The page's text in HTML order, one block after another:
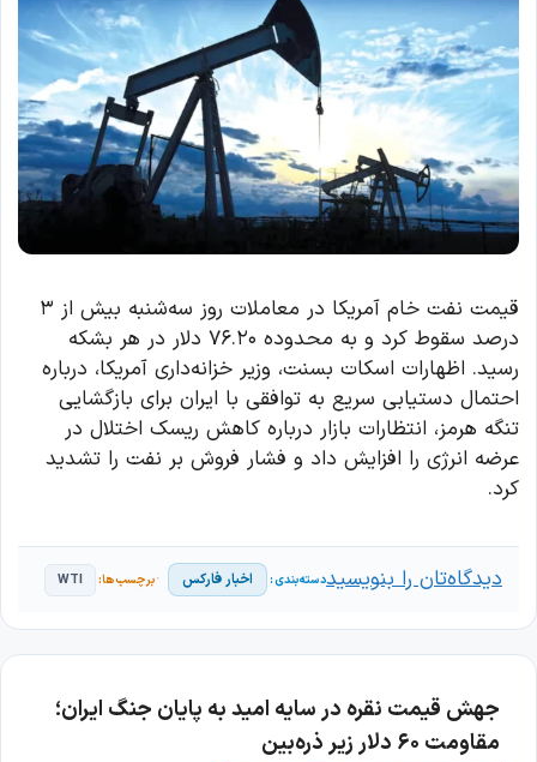
قیمت نفت خام آمریکا در معاملات روز سه‌شنبه بیش از ۳
درصد سقوط کرد و به محدوده ۷۶.۲۰ دلار در هر بشکه
رسید. اظهارات اسکات بسنت، وزیر خزانه‌داری آمریکا، درباره
احتمال دستیابی سریع به توافقی با ایران برای بازگشایی
تنگه هرمز، انتظارات بازار درباره کاهش ریسک اختلال در
عرضه انرژی را افزایش داد و فشار فروش بر نفت را تشدید
کرد.
اخبار فارکس WTI دیدگاه‌تان را بنویسید
جهش قیمت نقره در سایه امید به پایان جنگ ایران؛
مقاومت ۶۰ دلار زیر ذره‌بین